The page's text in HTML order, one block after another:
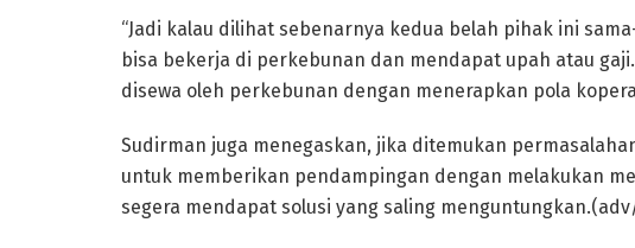
“Jadi kalau dilihat sebenarnya kedua belah pihak ini
bisa bekerja di perkebunan dan mendapat upah atau
disewa oleh perkebunan dengan menerapkan pola
Sudirman juga menegaskan, jika ditemukan
untuk memberikan pendampingan dengan melakukan
segera mendapat solusi yang saling